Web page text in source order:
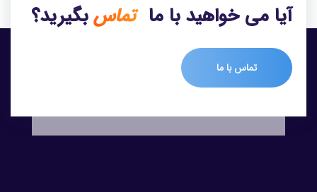
آیا می خواهید با ما تماسبگیرید؟
تماس با ما